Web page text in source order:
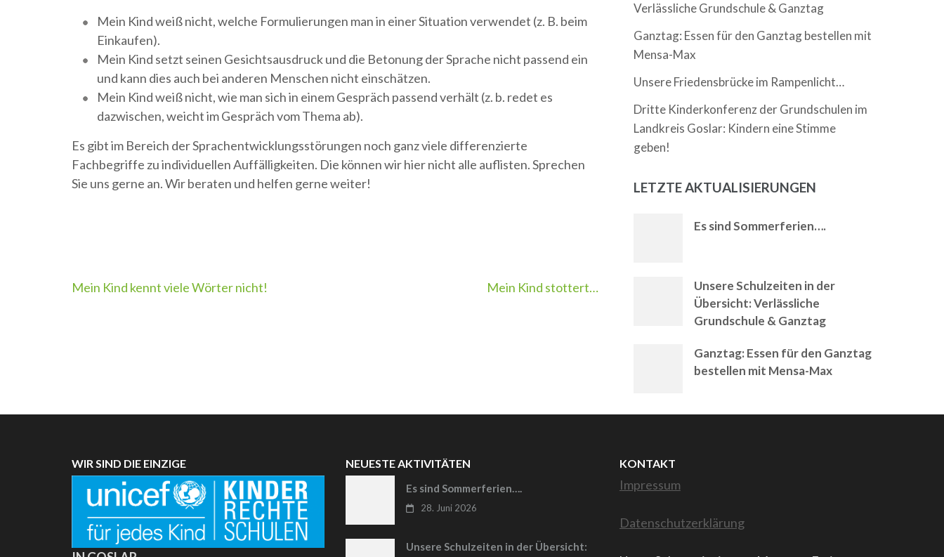
Mein Kind weiß nicht, welche Formulierungen man in einer Situation verwendet (z. B. beim
Einkaufen).
Mein Kind setzt seinen Gesichtsausdruck und die Betonung der Sprache nicht passend ein
und kann dies auch bei anderen Menschen nicht einschätzen.
Mein Kind weiß nicht, wie man sich in einem Gespräch passend verhält (z. b. redet es
dazwischen, weicht im Gespräch vom Thema ab).
Es gibt im Bereich der Sprachentwicklungsstörungen noch ganz viele differenzierte
Fachbegriffe zu individuellen Auffälligkeiten. Die können wir hier nicht alle auflisten. Sprechen
Sie uns gerne an. Wir beraten und helfen gerne weiter!
Beitragsnavigation
Mein Kind kennt viele Wörter nicht! Mein Kind stottert…
Verlässliche Grundschule & Ganztag
Ganztag: Essen für den Ganztag bestellen mit
Mensa-Max
Unsere Friedensbrücke im Rampenlicht…
Dritte Kinderkonferenz der Grundschulen im
Landkreis Goslar: Kindern eine Stimme
geben!
LETZTE AKTUALISIERUNGEN
Es sind Sommerferien….
Unsere Schulzeiten in der
Übersicht: Verlässliche
Grundschule & Ganztag
Ganztag: Essen für den Ganztag
bestellen mit Mensa-Max
WIR SIND DIE EINZIGE NEUESTE AKTIVITÄTEN
Es sind Sommerferien….
28. Juni 2026
Unsere Schulzeiten in der Übersicht:
KONTAKT
Impressum
Datenschutzerklärung